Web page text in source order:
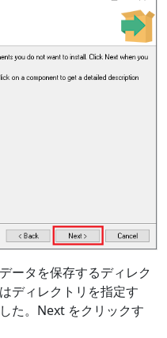
ータを保存するディレク
ディレクトリを指定す
た。Next をクリックす